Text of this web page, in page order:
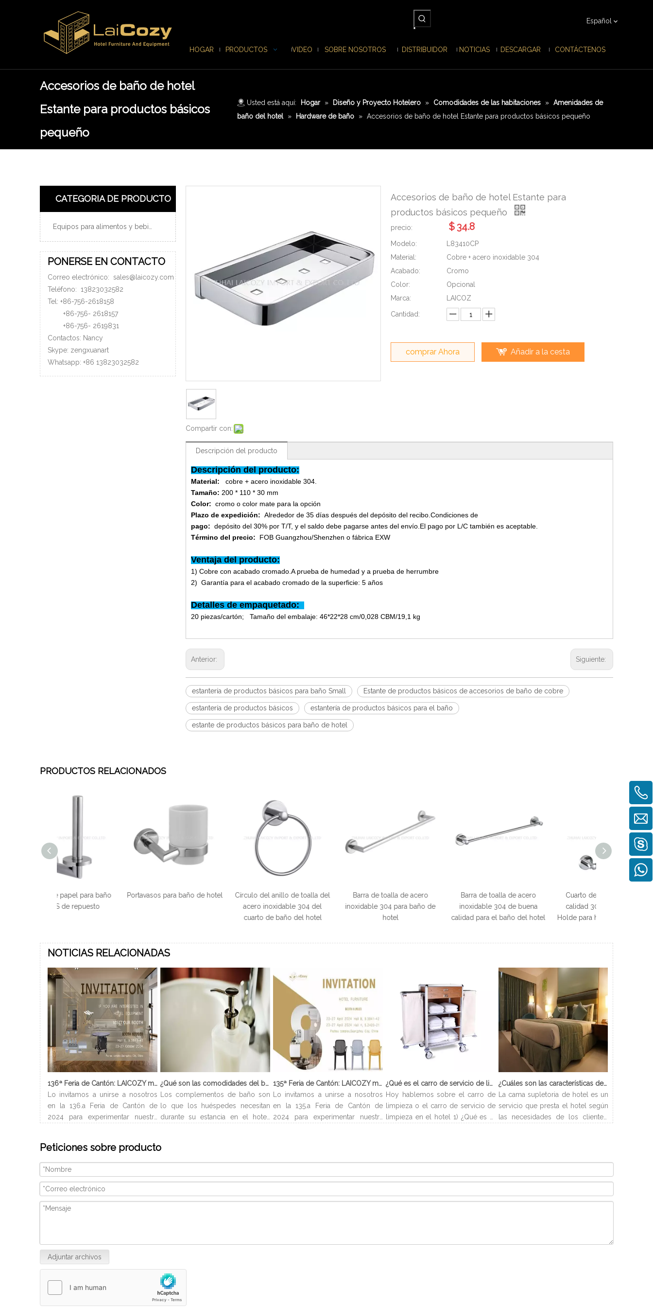
Español
HOGAR PRODUCTOS VIDEO SOBRE NOSOTROS DISTRIBUIDOR NOTICIAS DESCARGAR CONTÁCTENOS
Accesorios de baño de hotel
Estante para productos básicos
pequeño
Usted está aquí: Hogar » Diseño y Proyecto Hotelero » Comodidades de las habitaciones » Amenidades de
baño del hotel
» Hardware de baño » Accesorios de baño de hotel Estante para productos básicos pequeño
CATEGORIA DE PRODUCTO
PONERSE EN CONTACTO
Correo electrónico: sales@laicozy.com
Teléfono: 13823032582
Tel: +86-756-2618158
+86-756- 2618157
+86-756- 2619831
Contactos: Nancy
Skype: zengxuanart
Whatsapp: +86 13823032582
Compartir con:
Accesorios de baño de hotel Estante para
productos básicos pequeño
precio: $ 34.8
Modelo:
L83410CP
Material:
Cobre + acero inoxidable 304
Acabado:
Cromo
Color:
Opcional
Marca:
LAICOZ
Cantidad:
comprar Ahora Añadir a la cesta
Descripción del producto
Descripción del producto:
Material: cobre + acero inoxidable 304.
Tamaño: 200 * 110 * 30 mm
Color: cromo o color mate para la opción
Plazo de expedición: Alrededor de 35 días después del depósito del recibo.Condiciones de
pago: depósito del 30% por T/T, y el saldo debe pagarse antes del envío.El pago por L/C también es aceptable.
Término del precio:
FOB Guangzhou/Shenzhen o fábrica EXW
Ventaja del producto:
1) Cobre con acabado cromado.A prueba de humedad y a prueba de herrumbre
2) Garantía para el acabado cromado de la superficie: 5 años
Detalles de empaquetado:
20 piezas/cartón; Tamaño del embalaje: 46*22*28 cm/0,028 CBM/19,1 kg
Anterior: Siguiente:
estantería de productos básicos para baño Small Estante de productos básicos de accesorios de baño de cobre
estantería de productos básicos estantería de productos básicos para el baño
estante de productos básicos para baño de hotel
PRODUCTOS RELACIONADOS
Portavasos para baño de hotel
Círculo del anillo de toalla del
acero inoxidable 304 del
cuarto de baño del hotel
Barra de toalla de acero
inoxidable 304 para baño de
hotel
Barra de toalla de acero
inoxidable 304 de buena
calidad para el baño del hotel
Cuarto de baño de buena
calidad 304 S/S Escobilla
Holde para habitación de hotel
NOTICIAS RELACIONADAS
136ª Feria de Cantón: LAICOZY muestra el futuro de los muebles de hotel y los artículos de buffet
Lo invitamos a unirse a nosotros
en la 136.a Feria de Cantón de
2024 para experimentar nuestra
Esperamos conectarnos con
profesionales de la industria,
construir nuevas relaciones y
compartir nuestra pasión por la
artesanía de calidad y el diseño
innovador. Nosotros
¿Qué son las comodidades del baño?
Los complementos de baño son
lo que los huéspedes necesitan
durante su estancia en el hotel.
en el baño. Dependiendo del tipo
de habitación, los servicios de
incluir champú pequeño, loción
corporal, gel de ducha, etc. A
135ª Feria de Cantón: LAICOZY muestra el futuro de los muebles de hotel y los artículos de buffet
Lo invitamos a unirse a nosotros
en la 135.a Feria de Cantón de
2024 para experimentar nuestra
profesionales de la industria,
compartir nuestra pasión por la
artesanía de calidad y el diseño
¿Qué es el carro de servicio de limpieza?
Hoy hablemos sobre el carro de
limpieza o el carro de servicio de
limpieza en el hotel 1) ¿Qué es el
suministros necesarios para los
número asignado de habitaciones
que requiere el departamento de
¿Cuáles son las características de Hotel Cama Supletoria?
La cama supletoria de hotel es un
servicio que presta el hotel según
las necesidades de los clientes.
los clientes. Y este artículo
procedimientos de camas
supletorias de hotel.
Peticiones sobre producto
Adjuntar archivos